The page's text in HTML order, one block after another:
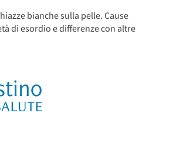
bianche sulla pelle. Cause
di esordio e differenze con altre